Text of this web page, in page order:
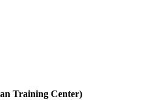
Training Center)